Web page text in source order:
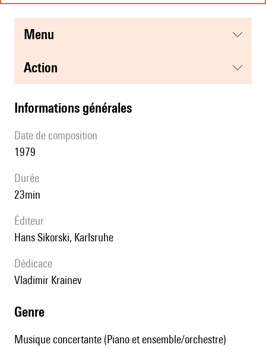
menu
action
informations générales
date de composition
1979
durée
23min
éditeur
Hans Sikorski, Karlsruhe
Dédicace
Vladimir Krainev
genre
Musique concertante (Piano et ensemble/orchestre)